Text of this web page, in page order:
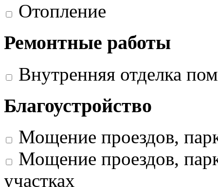
Отопление
Ремонтные работы
Внутренняя отделка
Благоустройство
Мощение проездов,
Мощение проездов,
участках